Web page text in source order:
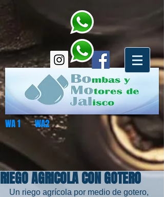
WA 1 WA2
RIEGO AGRICOLA CON GOTERO
Un riego agrícola por medio de gotero,